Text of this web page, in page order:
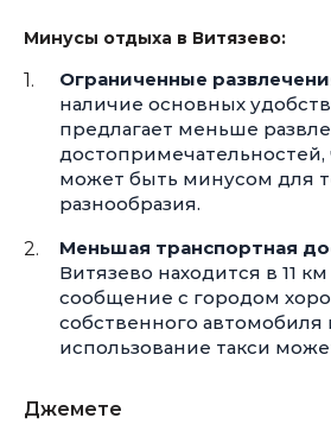
Минусы отдыха в Витязево:
Ограниченные
наличие основных
предлагает меньше
достопримечательностей,
может быть минусом для
разнообразия.
Меньшая транспортная
Витязево находится в 11
сообщение с городом
собственного автомобиля
использование такси
Джемете